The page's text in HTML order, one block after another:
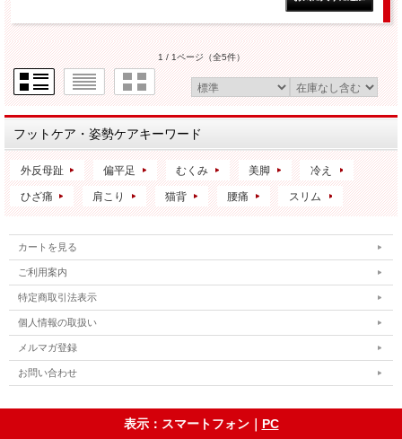
1 / 1ページ（全5件）
フットケア・姿勢ケアキーワード
外反母趾 偏平足 むくみ 美脚 冷え
ひざ痛 肩こり 猫背 腰痛 スリム
カートを見る
ご利用案内
特定商取引法表示
個人情報の取扱い
メルマガ登録
お問い合わせ
表示：スマートフォン｜ PC